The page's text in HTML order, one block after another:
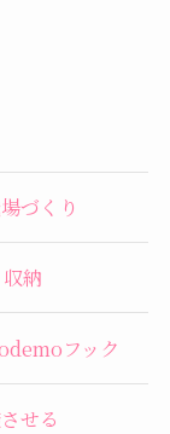
づくり
納
フック
せる